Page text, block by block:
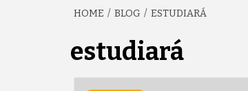
HOME BLOG ESTUDIARÁ
estudiará